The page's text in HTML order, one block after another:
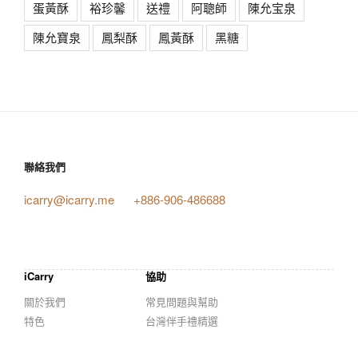
蛋黃酥
裕珍馨 送禮 阿聰師
陳允宝泉
陳允寶泉
鳳梨酥 鳳黃酥 黑糖
聯絡我們
icarry@icarry.me +886-906-486688
iCarry
關於我們
特色
協助
常見問題與幫助
台灣伴手禮精選